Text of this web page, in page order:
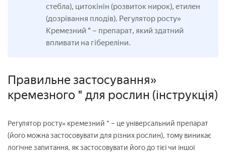
стебла), цитокінін (розвиток нирок), етилен
(дозрівання плодів). Регулятор росту»
Кремезний " – препарат, який здатний
впливати на гібереліни.
Правильне застосування»
кремезного " для рослин (інструкція)
Регулятор росту» кремезний " – це універсальний препарат
(його можна застосовувати для різних рослин), тому виникає
логічне запитання, як застосовувати його до тієї чи іншої